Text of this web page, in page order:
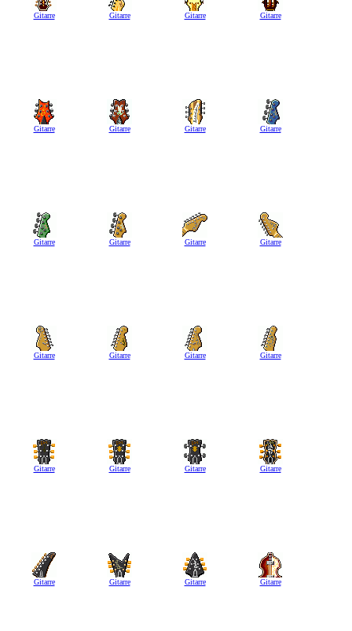
Gitarre Gitarre Gitarre Gitarre
Gitarre Gitarre Gitarre Gitarre
Gitarre Gitarre Gitarre Gitarre
Gitarre Gitarre Gitarre Gitarre
Gitarre Gitarre Gitarre Gitarre
Gitarre Gitarre Gitarre Gitarre